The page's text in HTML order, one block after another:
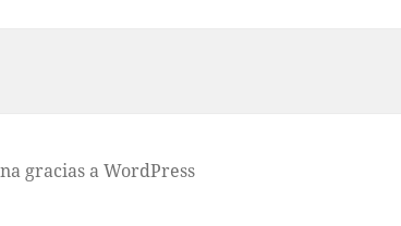
gracias a WordPress